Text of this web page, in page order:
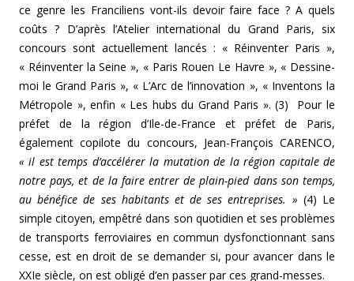
ce genre les Franciliens vont-ils devoir faire face ? A quels
coûts ? D’après l’Atelier international du Grand Paris, six
concours sont actuellement lancés : « Réinventer Paris »,
« Réinventer la Seine », « Paris Rouen Le Havre », « Dessine-
moi le Grand Paris », « L’Arc de l’innovation », « Inventons la
Métropole », enfin « Les hubs du Grand Paris ». (3) Pour le
préfet de la région d’Ile-de-France et préfet de Paris,
également copilote du concours, Jean-François CARENCO,
« il est temps d’accélérer la mutation de la région capitale de
notre pays, et de la faire entrer de plain-pied dans son temps,
au bénéfice de ses habitants et de ses entreprises. » (4) Le
simple citoyen, empêtré dans son quotidien et ses problèmes
de transports ferroviaires en commun dysfonctionnant sans
cesse, est en droit de se demander si, pour avancer dans le
XXIe siècle, on est obligé d’en passer par ces grand-messes.